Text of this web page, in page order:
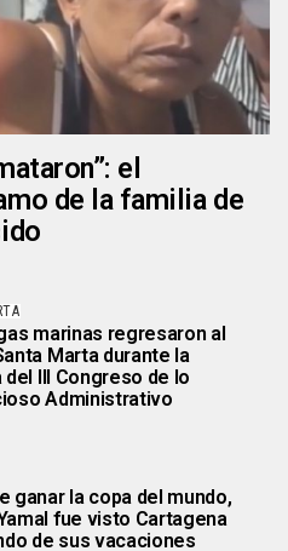
el
de la familia de
marinas regresaron al
Marta durante la
del III Congreso de lo
Administrativo
ganar la copa del mundo,
fue visto Cartagena
de sus vacaciones